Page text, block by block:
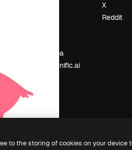
Sala stampa
Cerchi magnific.ai
X
Reddit
to the storing of cookies on your device